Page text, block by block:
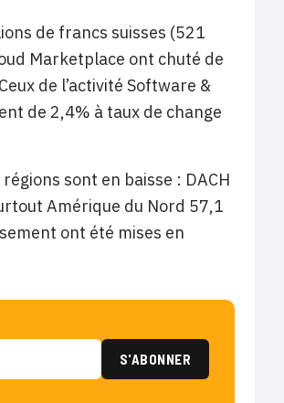
de francs suisses (521
Marketplace ont chuté de
de l’activité Software &
de 2,4% à taux de change
sont en baisse : DACH
Amérique du Nord 57,1
ont été mises en